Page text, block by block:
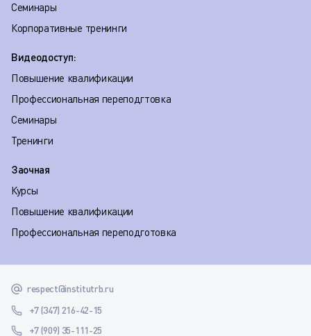
Семинары
Корпоративные тренинги
Видеодоступ:
Повышение квалификации
Профессиональная переподгтовка
Семинары
Тренинги
Заочная
Курсы
Повышение квалификации
Профессиональная переподготовка
respect@institutrb.ru
+7 (347) 216-42-15
+7 (909) 35-111-25